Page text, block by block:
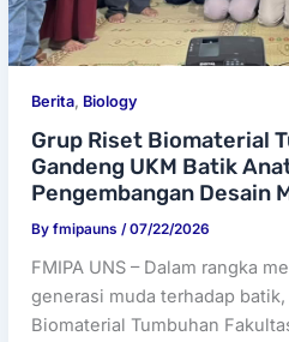
Berita, Biology
Grup Riset Biomaterial
Gandeng UKM Batik
Pengembangan Desain
Byfmipauns /07/22/2026
FMIPA UNS – Dalam rangka
generasi muda terhadap
Biomaterial Tumbuhan